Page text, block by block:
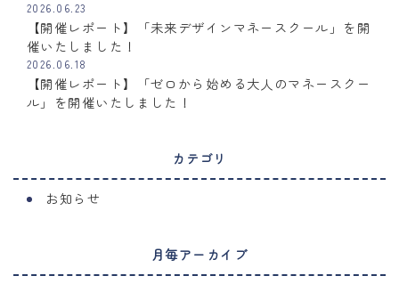
2026.06.23
【開催レポート】「未来デザインマネースクール」を開
催いたしました！
2026.06.18
【開催レポート】「ゼロから始める大人のマネースクー
ル」を開催いたしました！
カテゴリ
お知らせ
月毎アーカイブ